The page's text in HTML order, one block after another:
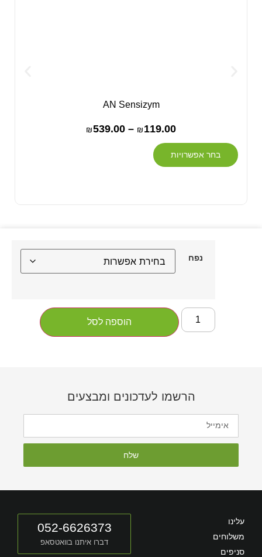
AN Sensizym
₪ 119.00
–
₪539.00
בחר אפשרויות
נפח
הוספה לסל
הרשמו לעדכונים ומבצעים
שלח
עלינו
משלוחים
סניפים
052-6626373
דברו איתנו בוואטסאפ